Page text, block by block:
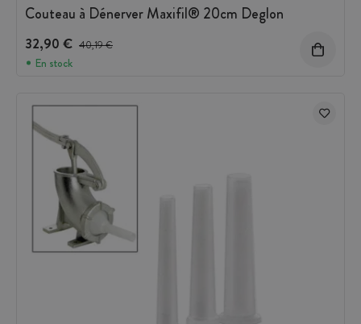
Couteau à Dénerver Maxifil® 20cm Deglon
32,90 € Prix avant réduction :
40,19 €
En stock